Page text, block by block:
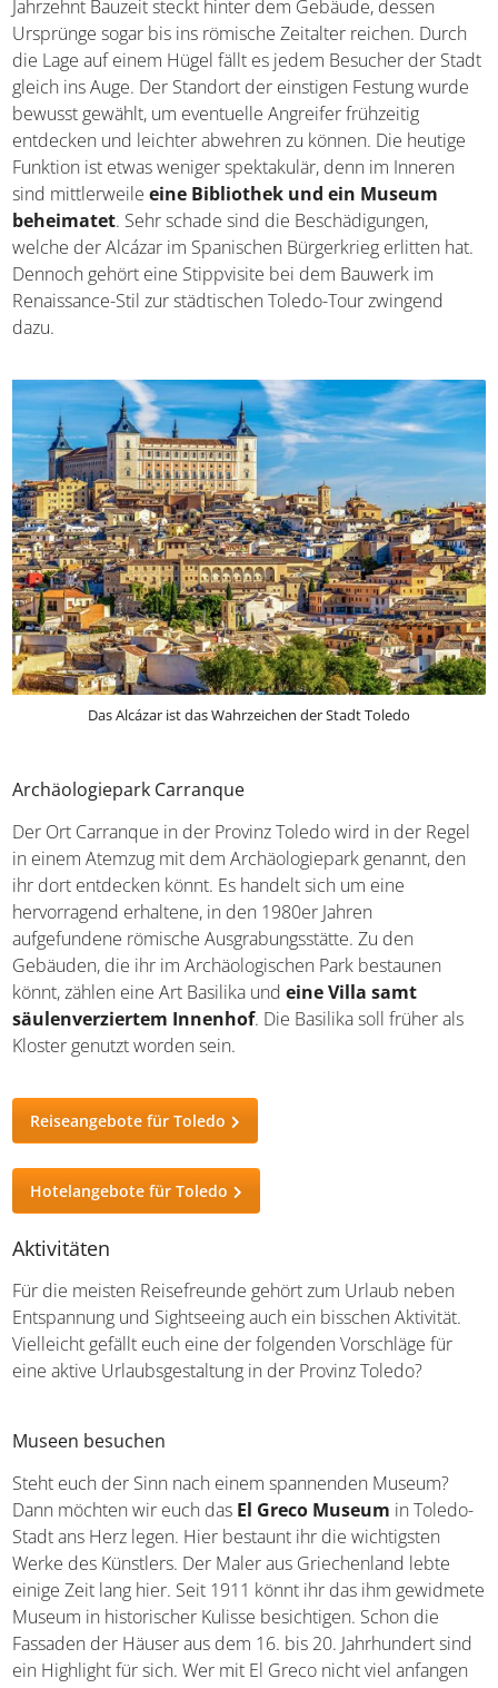
Das Wahrzeichen von Toledo-Stadt ist jedoch ein ganz
anderes: der Alcázar aus dem 16. Jahrhundert! Über ein
Jahrzehnt Bauzeit steckt hinter dem Gebäude, dessen
Ursprünge sogar bis ins römische Zeitalter reichen. Durch
die Lage auf einem Hügel fällt es jedem Besucher der
Stadt gleich ins Auge. Der Standort der einstigen Festung
wurde bewusst gewählt, um eventuelle Angreifer
frühzeitig entdecken und leichter abwehren zu können.
Die heutige Funktion ist etwas weniger spektakulär, denn
im Inneren sind mittlerweileeine Bibliothek und ein
Museum beheimatet. Sehr schade sind die
Beschädigungen, welche der Alcázar im Spanischen
Bürgerkrieg erlitten hat. Dennoch gehört eine Stippvisite
Toledo-Tour zwingend dazu.
Archäologiepark Carranque
Der Ort Carranque in der Provinz Toledo wird in der
Regel in einem Atemzug mit dem Archäologiepark
genannt, den ihr dort entdecken könnt. Es handelt sich
um eine hervorragend erhaltene, in den 1980er Jahren
aufgefundene römische Ausgrabungsstätte. Zu den
Gebäuden, die ihr im Archäologischen Park bestaunen
könnt, zählen eine Art Basilika und
Kloster genutzt worden sein.
Reiseangebote für Toledo
Hotelangebote für Toledo
Aktivitäten
Für die meisten Reisefreunde gehört zum Urlaub neben
Entspannung und Sightseeing auch ein bisschen Aktivität.
Museen besuchen
Steht euch der Sinn nach einem spannenden Museum?
Dann möchten wir euch dasEl Greco Museumin
Toledo-Stadt ans Herz legen. Hier bestaunt ihr die
wichtigsten Werke des Künstlers. Der Maler aus
Griechenland lebte einige Zeit lang hier. Seit 1911 könnt
ihr das ihm gewidmete Museum in historischer Kulisse